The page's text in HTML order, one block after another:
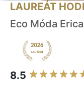
LAUREÁT
Eco Móda Erica
8.5